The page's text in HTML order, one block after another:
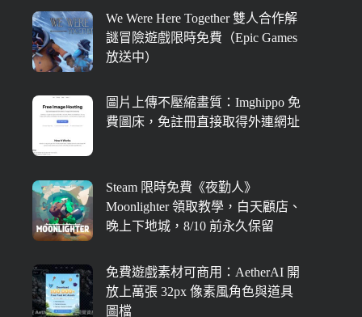
We Were Here Together 雙人合作解
謎冒險遊戲限時免費（Epic Games
放送中）
圖片上傳不壓縮畫質：Imghippo 免
費圖床，免註冊直接取得外連網址
Steam 限時免費《夜勤人》
Moonlighter 領取教學，白天顧店、
晚上下地城，8/10 前永久保留
免費遊戲素材可商用：AetherAI 開
放上萬張 32px 像素風角色與道具
圖檔